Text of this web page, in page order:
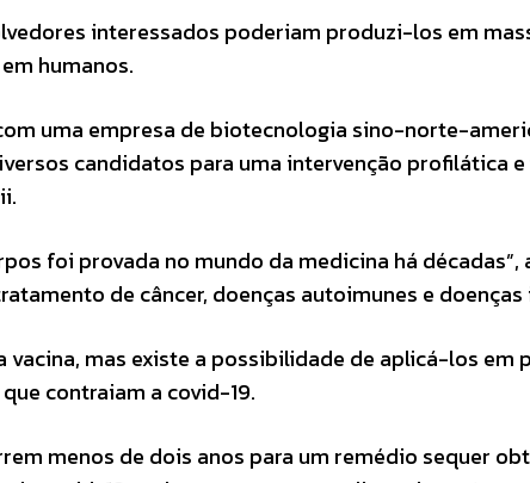
interessados poderiam produzi-los em
humanos.
uma empresa de biotecnologia sino-norte-
candidatos para uma intervenção profilática
foi provada no mundo da medicina há décadas”,
de câncer, doenças autoimunes e doenças
vacina, mas existe a possibilidade de aplicá-los em
contraiam a covid-19.
menos de dois anos para um remédio sequer